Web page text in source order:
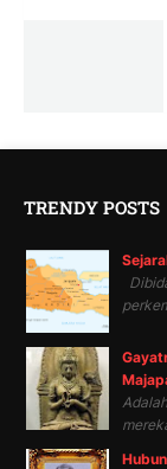
TRENDY POSTS